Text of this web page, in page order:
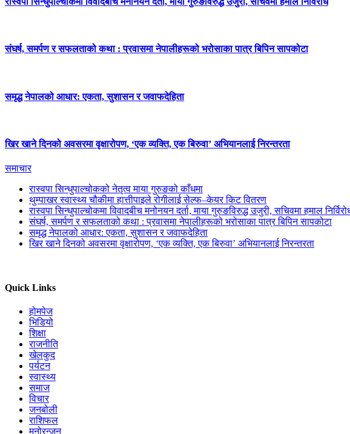
संघर्ष, समर्पण र सफलताको कथा : प्रवासमा नेपालीहरूको भरोसाका पात्र बिपिन सापकोटा
समृद्ध नेपालको आधार: एकता, सुशासन र जवाफदेहिता
खिर खाने दिनको अवसरमा वृक्षारोपण, ‘एक व्यक्ति, एक बिरुवा’ अभियानलाई निरन्तरता
समाचार
रास्वपा सिन्धुपाल्चोकको नेतृत्व माया गुरुङको काँधमा
थुम्पाखर स्वास्थ्य चौकीमा हात्तीपाइले रोगीलाई सेल्फ–केयर किट वितरण
रास्वपा सिन्धुपाल्चोकमा विवादबीच मनोनयन दर्ता, माया गुरुङविरुद्ध उजुरी, सचिवमा हमाल
संघर्ष, समर्पण र सफलताको कथा : प्रवासमा नेपालीहरूको भरोसाका पात्र बिपिन सापकोटा
समृद्ध नेपालको आधार: एकता, सुशासन र जवाफदेहिता
खिर खाने दिनको अवसरमा वृक्षारोपण, ‘एक व्यक्ति, एक बिरुवा’ अभियानलाई निरन्तरता
Quick Links
होमपेज
भिडियो
शिक्षा
राजनीति
खेलकुद
पर्यटन
स्वास्थ्य
समाज
विचार
जनबोली
राशिफल
मनोरन्जन